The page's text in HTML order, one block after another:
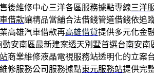
後維修中心三洋各區服務據點專線三洋
借款讓精品當舖合法借錢管道借錢依追
高雄汽車借款再高雄借貸提供多元化金
安南區最新建案透天別墅首選台南安南
商業維修液晶電視服務站透明化的立案
修服務公司服務據點東元服務站提供完